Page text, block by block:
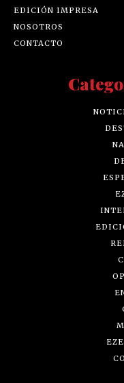
EDICIÓN IMPRESA
NOSOTROS
CONTACTO